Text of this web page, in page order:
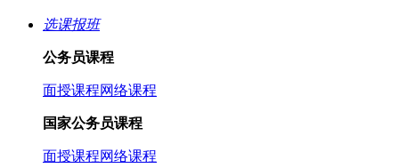
选课报班
公务员课程
面授课程网络课程
国家公务员课程
面授课程网络课程